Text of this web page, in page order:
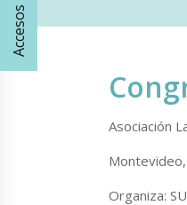
Accesos
Asociación
Organiza: